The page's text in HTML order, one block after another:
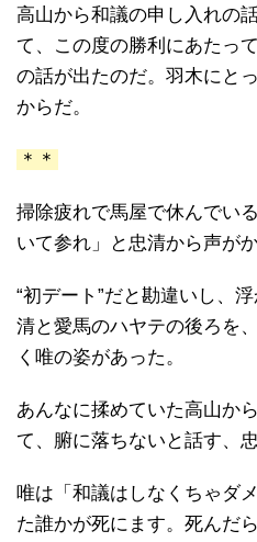
高山から和議の申し入れの
て、この度の勝利にあたっ
の話が出たのだ。羽木にと
からだ。
＊＊
掃除疲れで馬屋で休んでい
いて参れ」と忠清から声がか
“初デート”だと勘違いし、
清と愛馬のハヤテの後ろを
く唯の姿があった。
あんなに揉めていた高山か
て、腑に落ちないと話す、忠
唯は「和議はしなくちゃダ
た誰かが死にます。死んだ